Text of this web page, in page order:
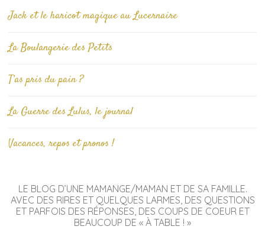
Jack et le haricot magique au Lucernaire
La Boulangerie des Petits
T’as pris du pain ?
La Guerre des Lulus, le journal
Vacances, repos et pronos !
LE BLOG D’UNE MAMANGE/MAMAN ET DE SA FAMILLE.
AVEC DES RIRES ET QUELQUES LARMES, DES QUESTIONS
ET PARFOIS DES RÉPONSES, DES COUPS DE COEUR ET
BEAUCOUP DE « À TABLE ! »